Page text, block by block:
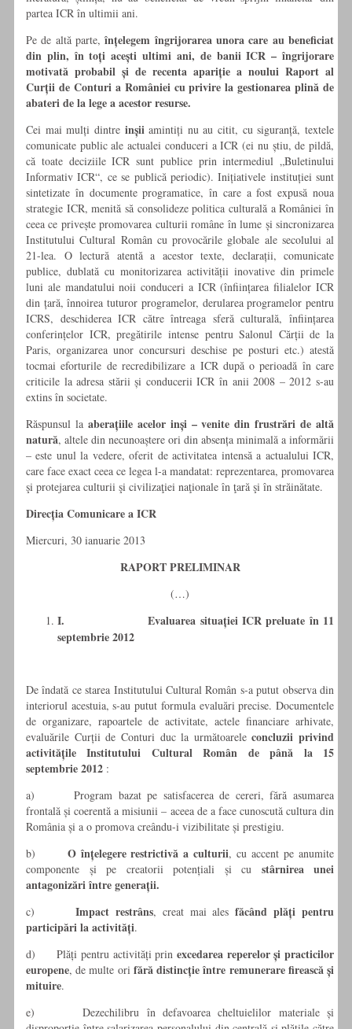
partea ICR în ultimii ani.
Pe de altă parte, înțelegem îngrijorarea unora care au beneficiat
din plin, în toți acești ultimi ani, de banii ICR – îngrijorare
motivată probabil și de recenta apariție a noului Raport al
Curții de Conturi a României cu privire la gestionarea plină de
abateri de la lege a acestor resurse.
Cei mai mulți dintre inșiiamintiți nu au citit, cu siguranță, textele
comunicate public ale actualei conduceri a ICR (ei nu știu, de pildă,
că toate deciziile ICR sunt publice prin intermediul „Buletinului
Informativ ICR“, ce se publică periodic). Inițiativele instituției sunt
sintetizate în documente programatice, în care a fost expusă noua
strategie ICR, menită să consolideze politica culturală a României în
ceea ce privește promovarea culturii române în lume și sincronizarea
Institutului Cultural Român cu provocările globale ale secolului al
21-lea. O lectură atentă a acestor texte, declarații, comunicate
publice, dublată cu monitorizarea activității inovative din primele
luni ale mandatului noii conduceri a ICR (înființarea filialelor ICR
din țară, înnoirea tuturor programelor, derularea programelor pentru
ICRS, deschiderea ICR către întreaga sferă culturală, înființarea
conferințelor ICR, pregătirile intense pentru Salonul Cărții de la
Paris, organizarea unor concursuri deschise pe posturi etc.) atestă
tocmai eforturile de recredibilizare a ICR după o perioadă în care
criticile la adresa stării și conducerii ICR în anii 2008 – 2012 s-au
extins în societate.
Răspunsul laaberațiile acelor inși – venite din frustrări de altă
natură, altele din necunoaștere ori din absența minimală a informării
– este unul la vedere, oferit de activitatea intensă a actualului ICR,
care face exact ceea ce legea l-a mandatat: reprezentarea, promovarea
şi protejarea culturii şi civilizaţiei naţionale în ţară şi în străinătate.
Direcția Comunicare a ICR
Miercuri, 30 ianuarie 2013
RAPORT PRELIMINAR
(…)
I.Evaluarea situației ICR preluate în 11
septembrie 2012
De îndată ce starea Institutului Cultural Român s-a putut observa din
interiorul acestuia, s-au putut formula evaluări precise. Documentele
de organizare, rapoartele de activitate, actele financiare arhivate,
evaluările Curții de Conturi duc la următoareleconcluzii privind
activitățile Institutului Cultural Român de până la 15
septembrie 2012 :
a) Program bazat pe satisfacerea de cereri, fără asumarea
frontală și coerentă a misiunii – aceea de a face cunoscută cultura din
România și a o promova creându-i vizibilitate și prestigiu.
b) O înțelegere restrictivă a culturii, cu accent pe anumite
componente și pe creatorii potențiali și cu stârnirea unei
antagonizări între generații.
c)Impact restrâns, creat mai alesfăcând plăți pentru
participări la activități.
d) Plăți pentru activități prin excedarea reperelor și practicilor
europene, de multe ori fără distincție între remunerare firească și
mituire.
e) Dezechilibru în defavoarea cheltuielilor materiale și